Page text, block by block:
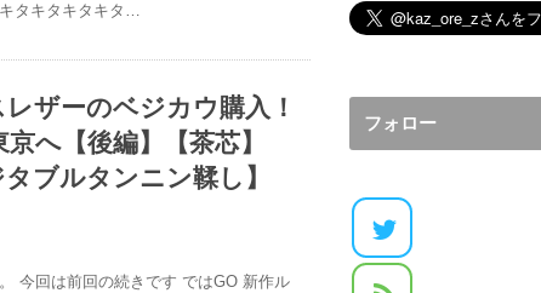
タキタキタキタ…
レザーのベジカウ購入！
へ【後編】【茶芯】
タブルタンニン鞣し】
今回は前回の続きです ではGO 新作ル
フォロー